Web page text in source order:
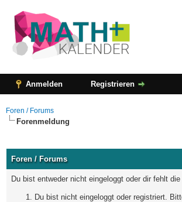
Anmelden Registrieren
Foren / Forums
Forenmeldung
Foren / Forums
Du bist entweder nicht eingeloggt oder dir fehlt
Du bist nicht eingeloggt oder registriert.